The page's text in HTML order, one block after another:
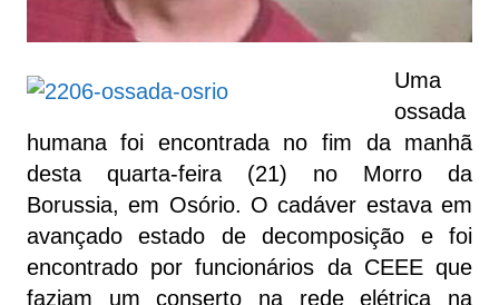
Uma
ossada
humana foi encontrada no fim da manhã
desta quarta-feira (21) no Morro da
Borussia, em Osório. O cadáver estava em
avançado estado de decomposição e foi
encontrado por funcionários da CEEE que
faziam um conserto na rede elétrica na